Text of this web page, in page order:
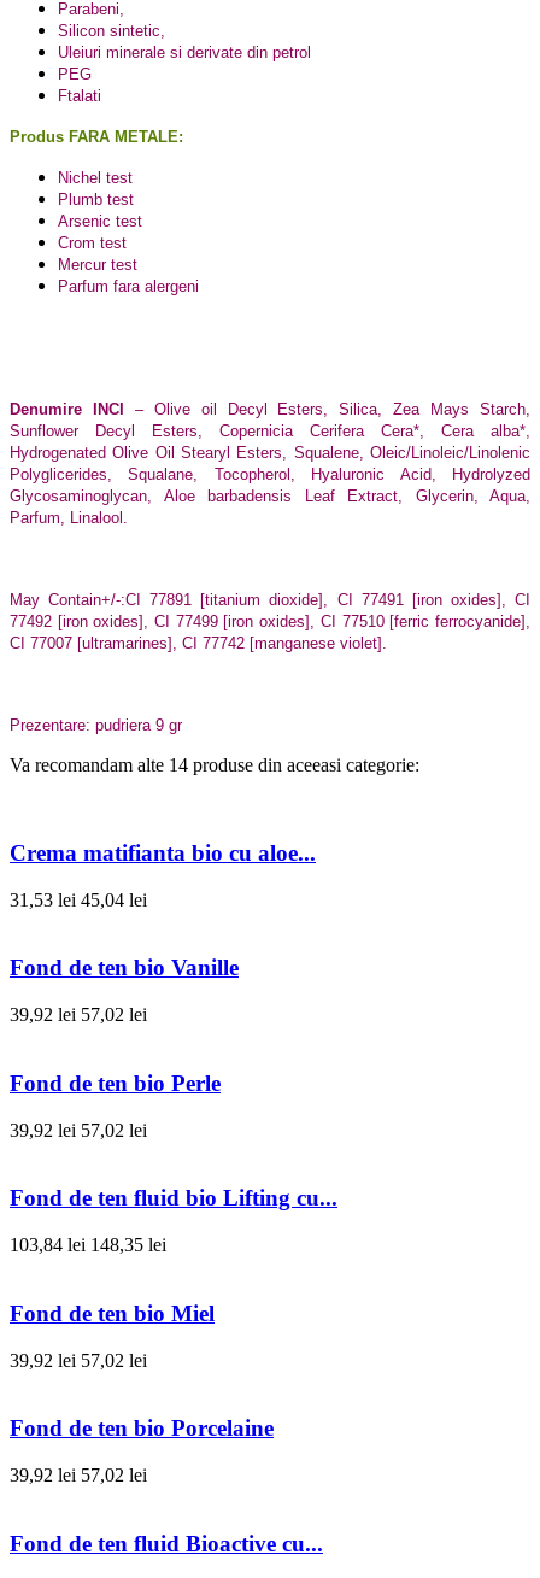
Parabeni,
Silicon sintetic,
Uleiuri minerale si derivate din petrol
PEG
Ftalati
Produs FARA METALE:
Nichel test
Plumb test
Arsenic test
Crom test
Mercur test
Parfum fara alergeni
Denumire INCI
– Olive oil Decyl Esters, Silica, Zea Mays Starch,
Sunflower Decyl Esters, Copernicia Cerifera Cera*, Cera alba*,
Hydrogenated Olive Oil Stearyl Esters, Squalene, Oleic/Linoleic/Linolenic
Polyglicerides, Squalane, Tocopherol, Hyaluronic Acid, Hydrolyzed
Glycosaminoglycan, Aloe barbadensis Leaf Extract, Glycerin, Aqua,
Parfum, Linalool.
May Contain+/-:CI 77891 [titanium dioxide], CI 77491 [iron oxides], CI
77492 [iron oxides], CI 77499 [iron oxides], CI 77510 [ferric ferrocyanide],
CI 77007 [ultramarines], CI 77742 [manganese violet].
Prezentare: pudriera 9 gr
Va recomandam alte 14 produse din aceeasi categorie:
Crema matifianta bio cu aloe...
31,53 lei 45,04 lei
Fond de ten bio Vanille
39,92 lei 57,02 lei
Fond de ten bio Perle
39,92 lei 57,02 lei
Fond de ten fluid bio Lifting cu...
103,84 lei 148,35 lei
Fond de ten bio Miel
39,92 lei 57,02 lei
Fond de ten bio Porcelaine
39,92 lei 57,02 lei
Fond de ten fluid Bioactive cu...